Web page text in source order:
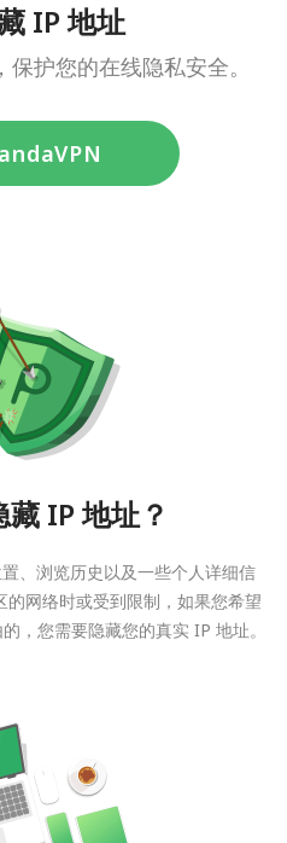
IP 地址
护您的在线隐私安全。
IP 地址？
、浏览历史以及一些个人详细信
网络时或受到限制，如果您希望
，您需要隐藏您的真实 IP 地址。